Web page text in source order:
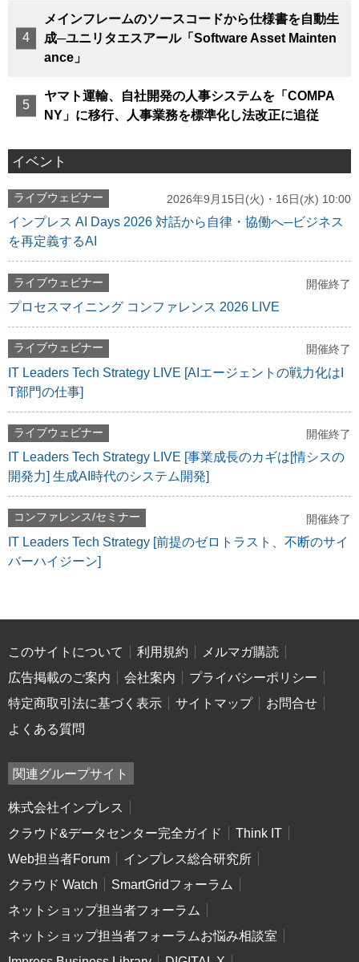
メインフレームのソースコードから仕様書を自動生
成─ユニリタエスアール「Software Asset Mainten
ance」
ヤマト運輸、自社開発の人事システムを「COMPA
NY」に移行、人事業務を標準化し法改正に追従
イベント
ライブウェビナー 2026年9月15日(火)・16日(水) 10:00
インプレス AI Days 2026 対話から自律・協働へ─ビジネス
を再定義するAI
ライブウェビナー 開催終了
プロセスマイニング コンファレンス 2026 LIVE
ライブウェビナー 開催終了
IT Leaders Tech Strategy LIVE [AIエージェントの戦力化はI
T部門の仕事]
ライブウェビナー 開催終了
IT Leaders Tech Strategy LIVE [事業成長のカギは[情シスの
開発力] 生成AI時代のシステム開発]
コンファレンス/セミナー 開催終了
IT Leaders Tech Strategy [前提のゼロトラスト、不断のサイ
バーハイジーン]
このサイトについて 利用規約
メルマガ購読
広告掲載のご案内
会社案内
プライバシーポリシー
特定商取引法に基づく表示
サイトマップ
お問合せ
よくある質問
関連グループサイト
株式会社インプレス
クラウド&データセンター完全ガイド
Think IT
Web担当者Forum
インプレス総合研究所
クラウド Watch
SmartGridフォーラム
ネットショップ担当者フォーラム
ネットショップ担当者フォーラムお悩み相談室